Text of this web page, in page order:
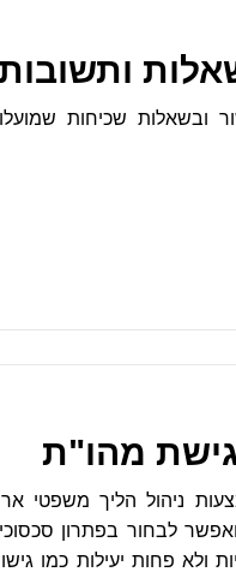
ובשאלות שכיחות
מהו"ת
ניהול הליך משפטי
לבחור בפתרון
ולא פחות יעילות כמו